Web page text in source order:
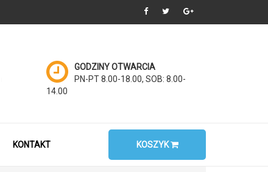
GODZINY OTWARCIA
PN-PT 8.00-18.00, SOB: 8.00-
14.00
KONTAKT KOSZYK